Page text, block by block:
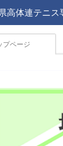
高体連テニス
プページ